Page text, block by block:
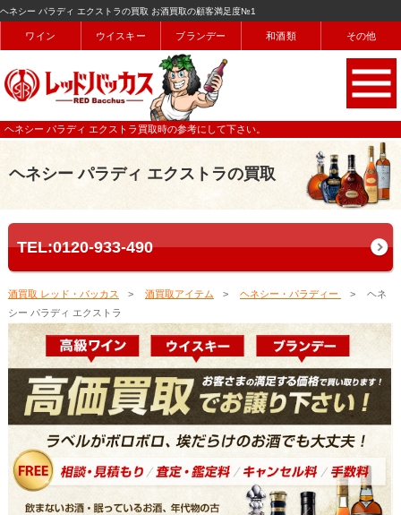
ヘネシー パラディ エクストラの買取 お酒買取の顧客満足度№1
ワイン ウイスキー ブランデー 和酒類 その他
ヘネシー パラディ エクストラ買取時の参考にして下さい。
ヘネシー パラディ エクストラの買取
TEL:0120-933-490
酒買取 レッド・バッカス 酒買取アイテム ヘネシー・パラディー
ヘネ
シー パラディ エクストラ